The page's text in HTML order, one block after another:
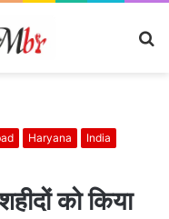
Haryana
India
को किया